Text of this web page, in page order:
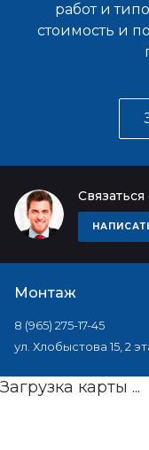
работ и
стоимость и
Монтаж
8 (965) 275-17-45
ул. Хлобыстова 15, 2
Загрузка карты ...